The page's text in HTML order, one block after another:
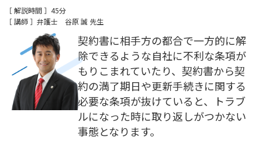
［ 解説時間 ］45分
［ 講師 ］弁護士 谷原 誠 先生
契約書に相手方の都合で一方的に解
除できるような自社に不利な条項が
もりこまれていたり、契約書から契
約の満了期日や更新手続きに関する
必要な条項が抜けていると、トラブ
ルになった時に取り返しがつかない
事態となります。